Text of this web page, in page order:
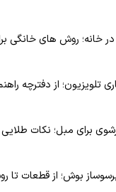
خانه؛ روش های خانگی
تلویزیون؛ از دفترچه
برای مبل؛ نکات
بوش؛ از قطعات تا